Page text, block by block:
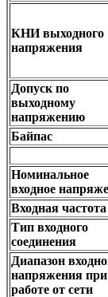
КНИ выходного
напряжения
Допуск по
выходному
напряжению
Байпас
Номинальное
входное
Входная частота
Тип входного
соединения
Диапазон
напряжения при
работе от сети